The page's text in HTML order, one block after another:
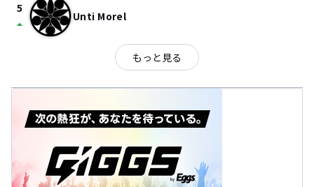
5
arrow_drop_up Unti Morel
もっと見る